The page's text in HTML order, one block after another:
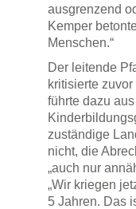
ausgrenzend
Kemper
Menschen.“
Der leitende
kritisierte zuvor
führte dazu
zuständige
nicht, die
„auch nur
„Wir kriegen
5 Jahren. Das